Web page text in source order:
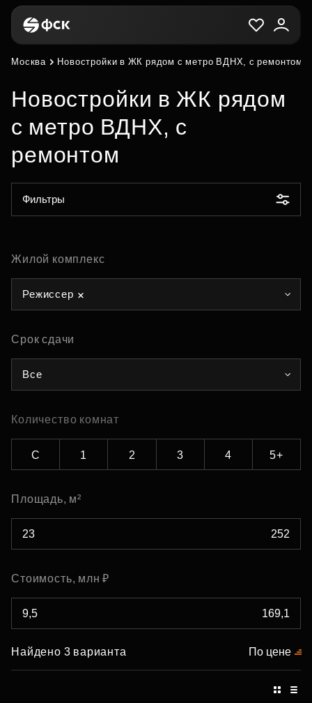
Москва Новостройки в ЖК рядом с метро ВДНХ, с ремонтом
Новостройки в ЖК рядом
с метро ВДНХ, с
ремонтом
Фильтры
Жилой комплекс
Режиссер
Срок сдачи
Все
Количество комнат
С 1 2 3 4 5+
Площадь, м²
Стоимость, млн ₽
Найдено 3 варианта По цене